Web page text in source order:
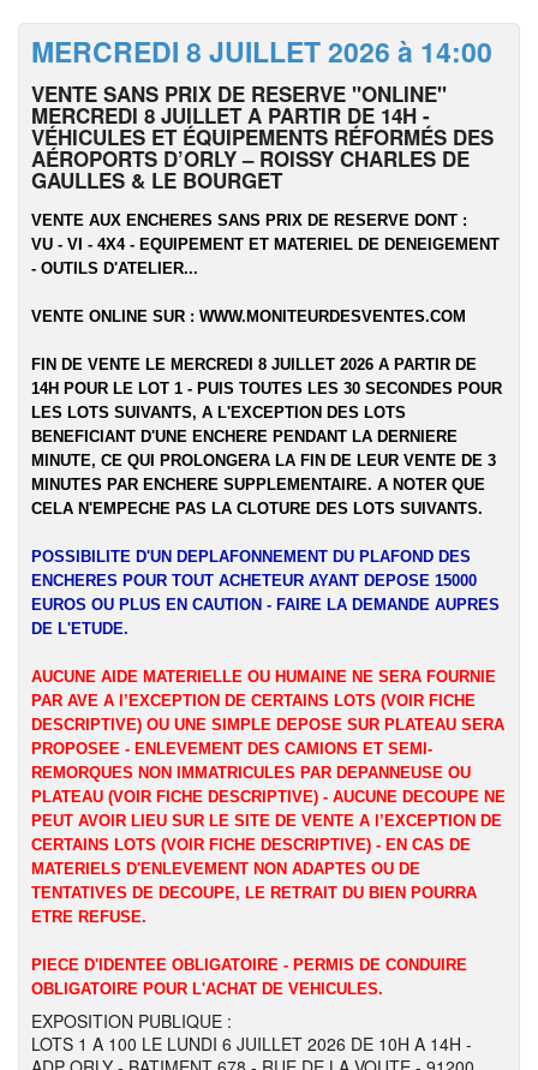
MERCREDI 8 JUILLET 2026 à 14:00
VENTE SANS PRIX DE RESERVE "ONLINE"
MERCREDI 8 JUILLET A PARTIR DE 14H -
VÉHICULES ET ÉQUIPEMENTS RÉFORMÉS DES
AÉROPORTS D’ORLY – ROISSY CHARLES DE
GAULLES & LE BOURGET
VENTE AUX ENCHERES SANS PRIX DE RESERVE DONT :
VU - VI - 4X4 - EQUIPEMENT ET MATERIEL DE DENEIGEMENT
- OUTILS D'ATELIER...
VENTE ONLINE SUR : WWW.MONITEURDESVENTES.COM
FIN DE VENTE LE MERCREDI 8 JUILLET 2026 A PARTIR DE
14H POUR LE LOT 1 - PUIS TOUTES LES 30 SECONDES POUR
LES LOTS SUIVANTS, A L'EXCEPTION DES LOTS
BENEFICIANT D'UNE ENCHERE PENDANT LA DERNIERE
MINUTE, CE QUI PROLONGERA LA FIN DE LEUR VENTE DE 3
MINUTES PAR ENCHERE SUPPLEMENTAIRE. A NOTER QUE
CELA N'EMPECHE PAS LA CLOTURE DES LOTS SUIVANTS.
POSSIBILITE D'UN DEPLAFONNEMENT DU PLAFOND DES
ENCHERES POUR TOUT ACHETEUR AYANT DEPOSE 15000
EUROS OU PLUS EN CAUTION - FAIRE LA DEMANDE AUPRES
DE L'ETUDE.
AUCUNE AIDE MATERIELLE OU HUMAINE NE SERA FOURNIE
PAR AVE A l’EXCEPTION DE CERTAINS LOTS (VOIR FICHE
DESCRIPTIVE) OU UNE SIMPLE DEPOSE SUR PLATEAU SERA
PROPOSEE - ENLEVEMENT DES CAMIONS ET SEMI-
REMORQUES NON IMMATRICULES PAR DEPANNEUSE OU
PLATEAU (VOIR FICHE DESCRIPTIVE) - AUCUNE DECOUPE NE
PEUT AVOIR LIEU SUR LE SITE DE VENTE A l’EXCEPTION DE
CERTAINS LOTS (VOIR FICHE DESCRIPTIVE) - EN CAS DE
MATERIELS D'ENLEVEMENT NON ADAPTES OU DE
TENTATIVES DE DECOUPE, LE RETRAIT DU BIEN POURRA
ETRE REFUSE.
PIECE D'IDENTEE OBLIGATOIRE - PERMIS DE CONDUIRE
OBLIGATOIRE POUR L'ACHAT DE VEHICULES.
EXPOSITION PUBLIQUE :
LOTS 1 A 100 LE LUNDI 6 JUILLET 2026 DE 10H A 14H -